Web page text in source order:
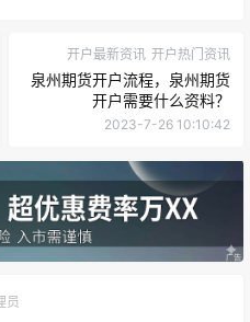
开户最新资讯 开户热门资讯
泉州期货开户流程，泉州期货
开户需要什么资料？
2023-7-26 10:10:42
员